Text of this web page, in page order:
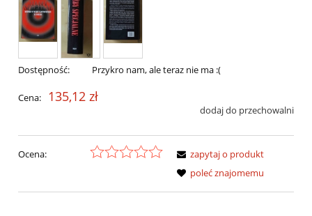
Dostępność: Przykro nam, ale teraz nie ma :(
Cena: 135,12 zł
dodaj do przechowalni
Ocena:
zapytaj o produkt
poleć znajomemu